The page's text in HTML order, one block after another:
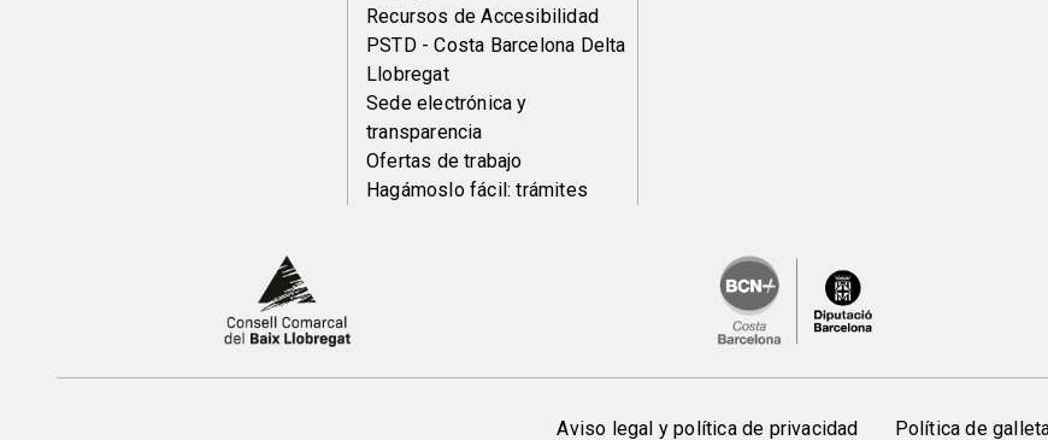
Recursos de Accesibilidad
PSTD - Costa Barcelona Delta
Llobregat
Sede electrónica y
transparencia
Ofertas de trabajo
Hagámoslo fácil: trámites
Aviso legal y política de privacidad Política de